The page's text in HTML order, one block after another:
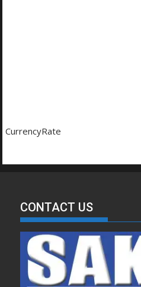
CurrencyRate
CONTACT US